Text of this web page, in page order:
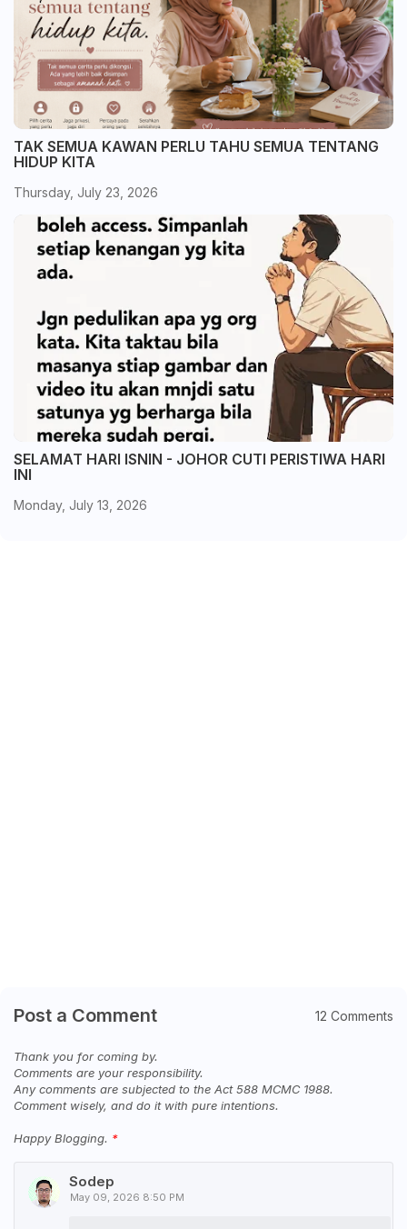
TAK SEMUA KAWAN PERLU TAHU SEMUA TENTANG
HIDUP KITA
Thursday, July 23, 2026
SELAMAT HARI ISNIN - JOHOR CUTI PERISTIWA HARI
INI
Monday, July 13, 2026
Post a Comment 12 Comments
Thank you for coming by.
Comments are your responsibility.
Any comments are subjected to the Act 588 MCMC 1988.
Comment wisely, and do it with pure intentions.
Happy Blogging.
Sodep
May 09, 2026 8:50 PM